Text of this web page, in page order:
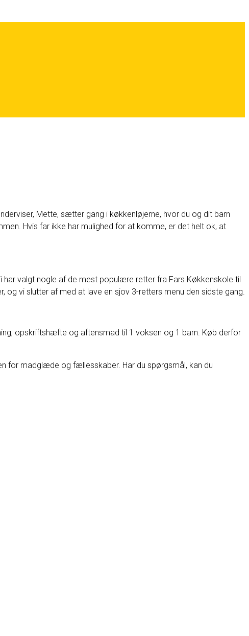
Mette, sætter gang i køkkenløjerne, hvor du og dit barn
Hvis far ikke har mulighed for at komme, er det helt ok, at
valgt nogle af de mest populære retter fra Fars Køkkenskole til
og vi slutter af med at lave en sjov 3-retters menu den sidste gang.
opskriftshæfte og aftensmad til 1 voksen og 1 barn. Køb derfor
for madglæde og fællesskaber. Har du spørgsmål, kan du